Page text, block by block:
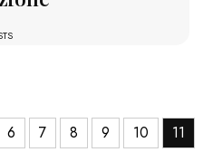
6 7 8 9 10 11